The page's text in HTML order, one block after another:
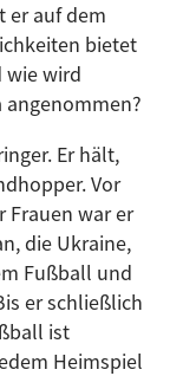
er auf dem
bietet
wie wird
Er hält,
Vor
war er
die Ukraine,
Fußball und
er schließlich
ist
Heimspiel